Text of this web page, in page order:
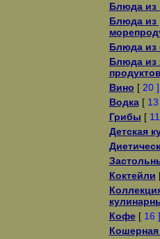
Блюда из
Блюда
Блюда из
Блюда из
продуктов
Вино [ 20 ]
Водка[
Грибы [
Детская
Коктейли
Кофе[ 16 ]
Кошерная